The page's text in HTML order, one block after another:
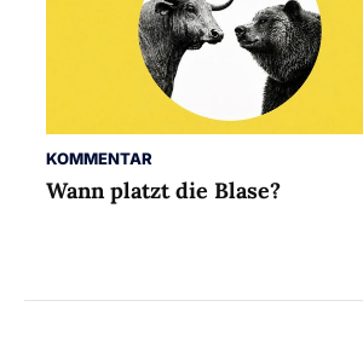
KOMMENTAR
Wann platzt die Blase?